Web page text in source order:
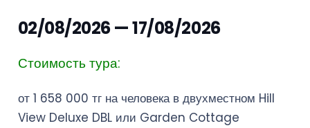
02/08/2026 — 17/08/2026
Стоимость тура:
от 1 658 000 тг на человека в двухместном Hill
View Deluxe DBL или Garden Cottage